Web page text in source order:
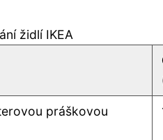
židlí IKEA
práškovou